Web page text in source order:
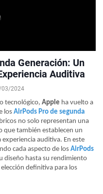
Generación: Un
Auditiva
03/2024
tecnológico, Apple ha vuelto a
los AirPods Pro de segunda
no solo representan una
que también establecen un
auditiva. En este
cada aspecto de los AirPods
diseño hasta su rendimiento
definitiva para los